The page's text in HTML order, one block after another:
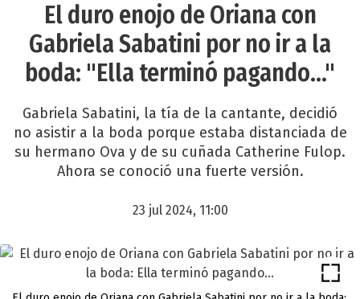
El duro enojo de Oriana con
Gabriela Sabatini por no ir a la
boda: "Ella terminó pagando..."
Gabriela Sabatini, la tía de la cantante, decidió
no asistir a la boda porque estaba distanciada de
su hermano Ova y de su cuñada Catherine Fulop.
Ahora se conoció una fuerte versión.
23 jul 2024, 11:00